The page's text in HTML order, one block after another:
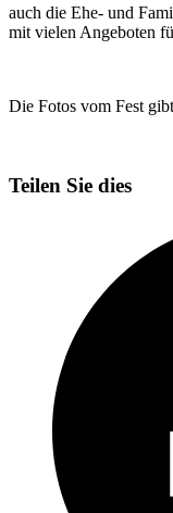
auch die Ehe- und
mit vielen Angeboten
Die Fotos vom Fest
Teilen Sie dies